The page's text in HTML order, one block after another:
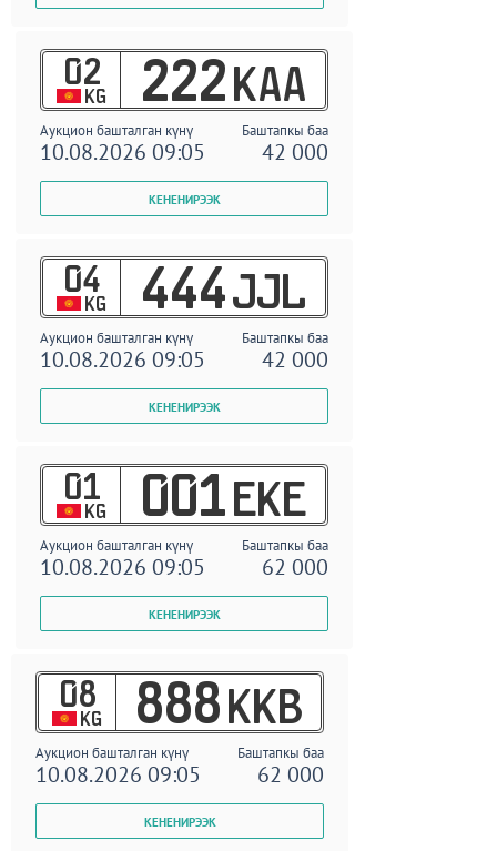
02
KG 222 KAA
Аукцион башталган күнү Баштапкы баа
10.08.2026 09:05 42 000
04
KG 444 JJL
Аукцион башталган күнү Баштапкы баа
10.08.2026 09:05 42 000
01
KG 001 EKE
Аукцион башталган күнү Баштапкы баа
10.08.2026 09:05 62 000
08
KG 888 KKB
Аукцион башталган күнү Баштапкы баа
10.08.2026 09:05 62 000